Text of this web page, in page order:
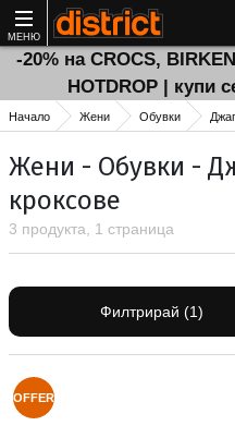
МЕНЮ
-20% на CROCS,
HOTDROP | купи
Начало Жени Обувки
Жени - Обувки -
кроксове
3 продукта, 1 страница
Филтрирай (1)
OFFER